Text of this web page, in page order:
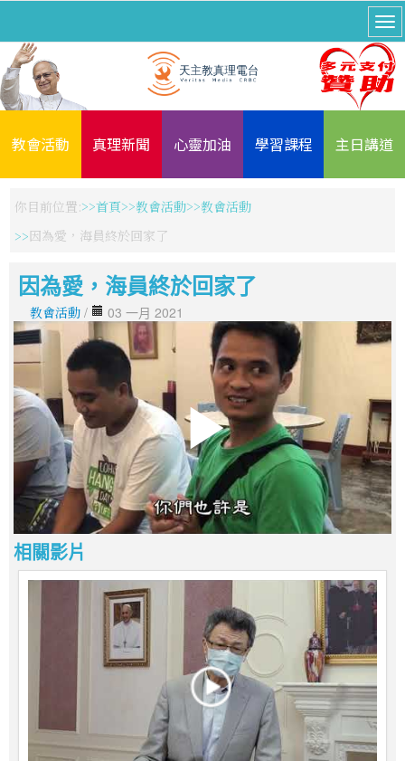
教會活動 真理新聞 心靈加油 學習課程 主日講道
你目前位置: 首頁 教會活動
教會活動
因為愛，海員終於回家了
因為愛，海員終於回家了
教會活動 / 03 一月 2021
相關影片